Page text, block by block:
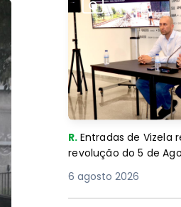
R. Entradas de Vizela
revolução do 5 de
6 agosto 2026